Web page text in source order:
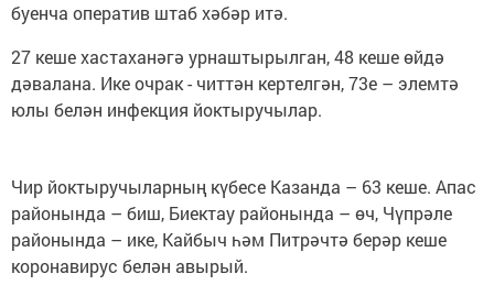
буенча оператив штаб хәбәр итә.
27 кеше хастаханәгә урнаштырылган, 48 кеше өйдә
дәвалана. Ике очрак - читтән кертелгән, 73е – элемтә
юлы белән инфекция йоктыручылар.
Чир йоктыручыларның күбесе Казанда – 63 кеше. Апас
районында – биш, Биектау районында – өч, Чүпрәле
районында – ике, Кайбыч һәм Питрәчтә берәр кеше
коронавирус белән авырый.